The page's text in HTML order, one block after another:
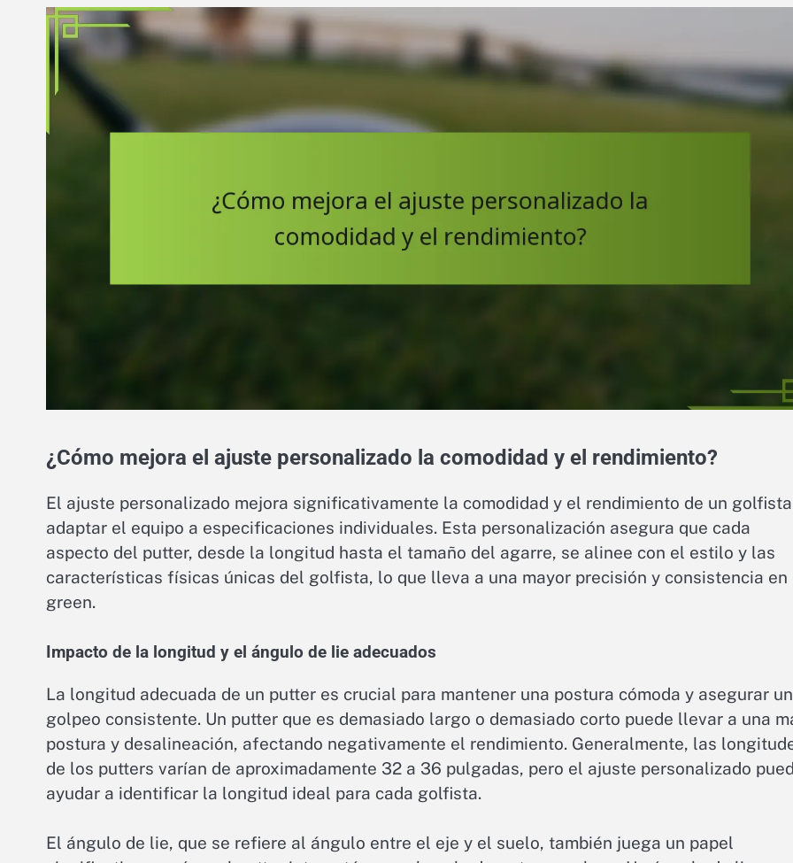
¿Cómo mejora el ajuste personalizado la comodidad y el rendimiento?
El ajuste personalizado mejora significativamente la comodidad y el rendimiento de un
adaptar el equipo a especificaciones individuales. Esta personalización asegura que cada
aspecto del putter, desde la longitud hasta el tamaño del agarre, se alinee con el estilo y las
características físicas únicas del golfista, lo que lleva a una mayor precisión y consistencia en
green.
Impacto de la longitud y el ángulo de lie adecuados
La longitud adecuada de un putter es crucial para mantener una postura cómoda y asegurar un
golpeo consistente. Un putter que es demasiado largo o demasiado corto puede llevar a una
postura y desalineación, afectando negativamente el rendimiento. Generalmente, las
de los putters varían de aproximadamente 32 a 36 pulgadas, pero el ajuste personalizado
ayudar a identificar la longitud ideal para cada golfista.
El ángulo de lie, que se refiere al ángulo entre el eje y el suelo, también juega un papel